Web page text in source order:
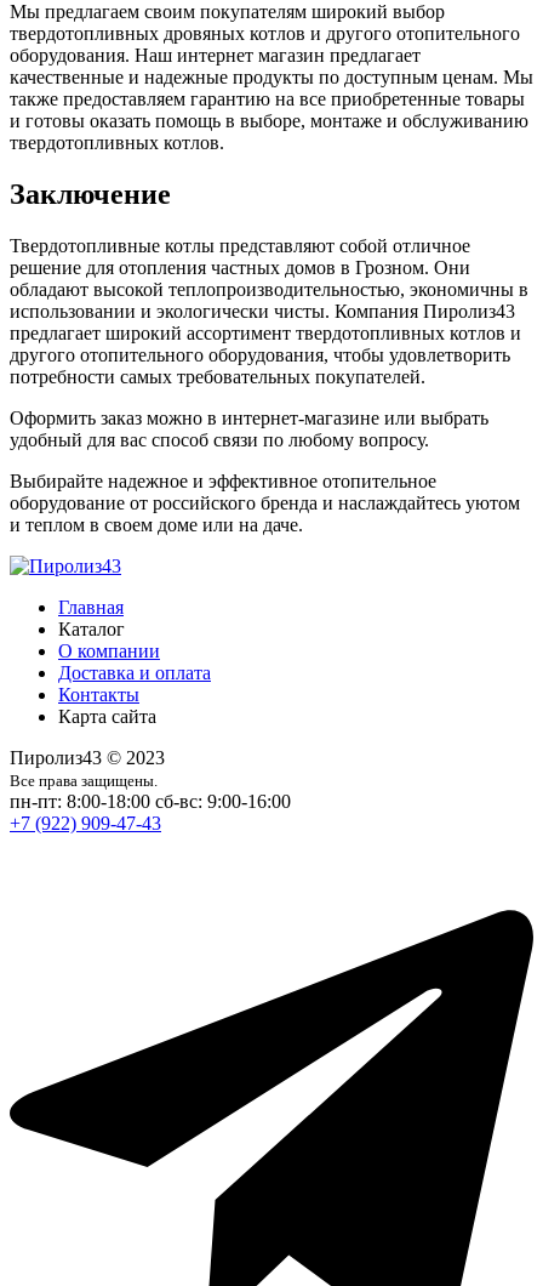
Мы предлагаем своим покупателям широкий выбор
твердотопливных дровяных котлов и другого отопительного
оборудования. Наш интернет магазин предлагает
качественные и надежные продукты по доступным ценам. Мы
также предоставляем гарантию на все приобретенные товары
и готовы оказать помощь в выборе, монтаже и обслуживанию
твердотопливных котлов.
Заключение
Твердотопливные котлы представляют собой отличное
решение для отопления частных домов в Грозном. Они
обладают высокой теплопроизводительностью, экономичны в
использовании и экологически чисты. Компания Пиролиз43
предлагает широкий ассортимент твердотопливных котлов и
другого отопительного оборудования, чтобы удовлетворить
потребности самых требовательных покупателей.
Оформить заказ можно в интернет-магазине или выбрать
удобный для вас способ связи по любому вопросу.
Выбирайте надежное и эффективное отопительное
оборудование от российского бренда и наслаждайтесь уютом
и теплом в своем доме или на даче.
Главная
Каталог
О компании
Доставка и оплата
Контакты
Карта сайта
Пиролиз43 © 2023
Все права защищены.
пн-пт: 8:00-18:00 сб-вс: 9:00-16:00
+7 (922) 909-47-43